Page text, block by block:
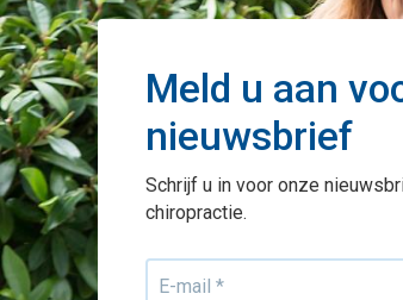
Meld u aan
nieuwsbrief
Schrijf u in voor onze
chiropractie.